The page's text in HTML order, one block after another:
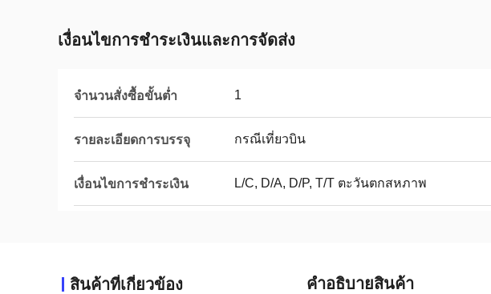
เงื่อนไขการชําระเงินและการจัดส่ง
จำนวนสั่งซื้อขั้นต่ำ 1
รายละเอียดการบรรจุ กรณีเที่ยวบิน
เงื่อนไขการชำระเงิน L/C, D/A, D/P, T/T ตะวันตกสหภาพ
สินค้าที่เกี่ยวข้อง คําอธิบายสินค้า